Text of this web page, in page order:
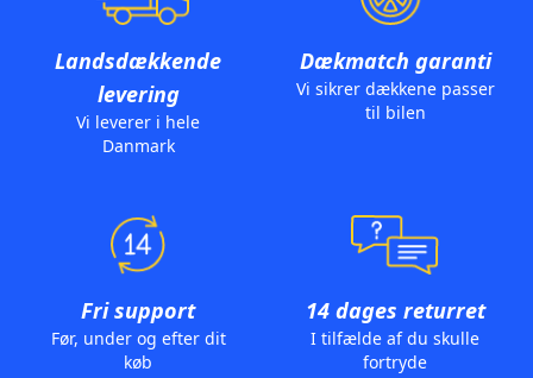
Landsdækkende
levering
Vi leverer i hele
Danmark
Dækmatch garanti
Vi sikrer dækkene passer
til bilen
Fri support
Før, under og efter dit
køb
14 dages returret
I tilfælde af du skulle
fortryde